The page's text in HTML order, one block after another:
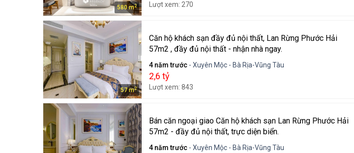
580 m2 Lượt xem: 270
57 m2
Căn hộ khách sạn đầy đủ nội thất, Lan Rừng Phước Hải
57m2 , đầy đủ nội thất - nhận nhà ngay.
4 năm trước - Xuyên Mộc - Bà Rịa-Vũng Tàu
2,6 tỷ
Lượt xem: 843
Bán căn ngoại giao Căn hộ khách sạn Lan Rừng Phước Hải
57m2 - đầy đủ nội thất, trực diện biển.
4 năm trước - Xuyên Mộc - Bà Rịa-Vũng Tàu